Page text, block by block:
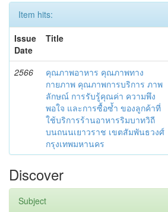
Item hits:
Issue
Date
Title
2566
คุณภาพอาหาร คุณภาพทาง
กายภาพ คุณภาพการบริการ ภาพ
ลักษณ์ การรับรู้คุณค่า ความพึง
พอใจ และการซื้อซ้ำ ของลูกค้าที่
ใช้บริการร้านอาหารริมบาทวิถี
บนถนนเยาวราช เขตสัมพันธวงศ์
กรุงเทพมหานคร
Discover
Subject